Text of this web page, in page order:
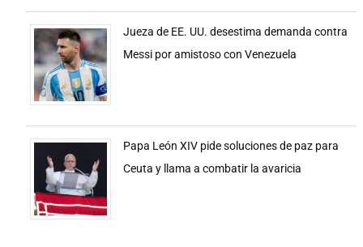
Jueza de EE. UU. desestima demanda contra
Messi por amistoso con Venezuela
Papa León XIV pide soluciones de paz para
Ceuta y llama a combatir la avaricia